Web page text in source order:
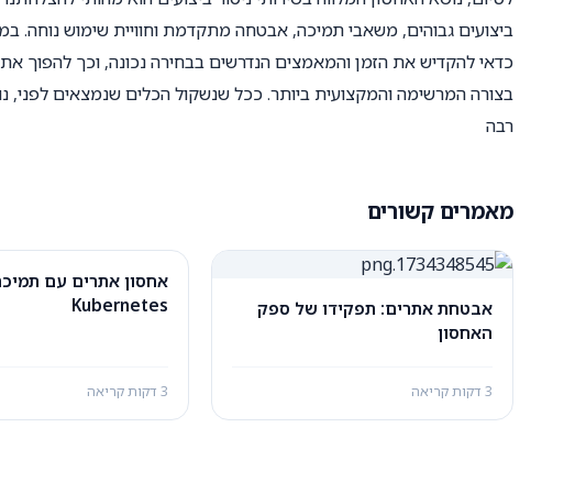
ביצועים גבוהים, משאבי תמיכה, אבטחה מתקדמת וחוויית שימוש נוחה.
כדאי להקדיש את הזמן והמאמצים הנדרשים בבחירה נכונה, וכך
בצורה המרשימה והמקצועית ביותר. ככל שנשקול הכלים שנמצאים
רבה
מאמרים קשורים
אבטחת אתרים: תפקידו של ספק
האחסון
3 דקות קריאה
אחסון אתרים עם
Kubernetes
3 דקות קריאה